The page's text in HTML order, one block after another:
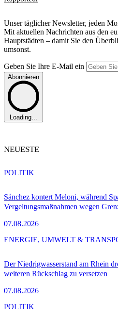
Unser täglicher Newsletter, jeden
Mit aktuellen Nachrichten aus den
Hauptstädten – damit Sie den
umsonst.
Geben Sie Ihre E-Mail ein
Abonnieren
Loading...
NEUESTE
Sánchez kontert Meloni, während
Vergeltungsmaßnahmen wegen
07.08.2026
POLITIK
Der Niedrigwasserstand am Rhein
weiteren Rückschlag zu versetzen
07.08.2026
ENERGIE, UMWELT &
POLITIK